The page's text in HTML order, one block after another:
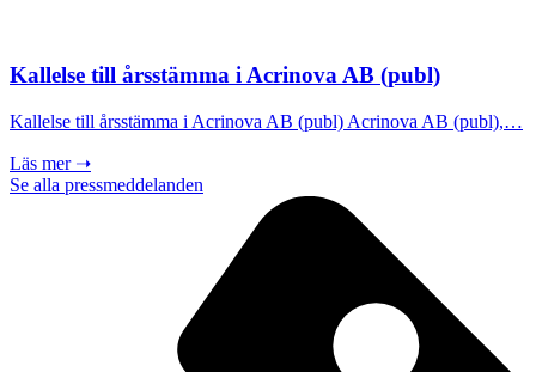
Kallelse till årsstämma i Acrinova AB (publ)
Kallelse till årsstämma i Acrinova AB (publ) Acrinova AB (publ),…
Läs mer ➝
Se alla pressmeddelanden